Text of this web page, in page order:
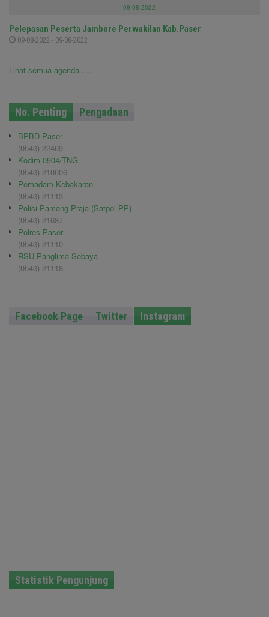
09-08-2022
Pelepasan Peserta Jambore Perwakilan Kab.Paser
09-08-2022 - 09-08-2022
Lihat semua agenda ....
No. Penting Pengadaan
BPBD Paser
(0543) 22469
Kodim 0904/TNG
(0543) 210006
Pemadam Kebakaran
(0543) 21113
Polisi Pamong Praja (Satpol PP)
(0543) 21687
Polres Paser
(0543) 21110
RSU Panglima Sebaya
(0543) 21118
Facebook Page Twitter Instagram
Statistik Pengunjung